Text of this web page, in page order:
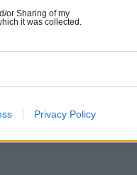
or Sharing of my
it was collected.
Privacy Policy